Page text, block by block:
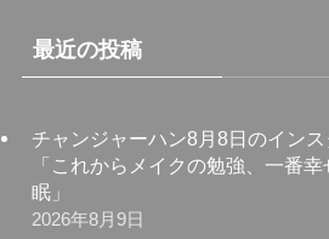
最近の投稿
チャンジャーハン8月8日のイン
「これからメイクの勉強、一番
眠」
2026年8月9日